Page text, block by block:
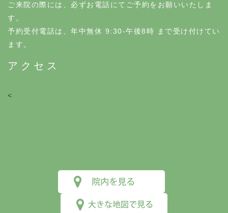
ご来院の際には、必ずお電話にてご予約をお願いいたしま
す。
予約受付電話は、年中無休 9:30-午後8時 まで受け付けてい
ます。
アクセス
<